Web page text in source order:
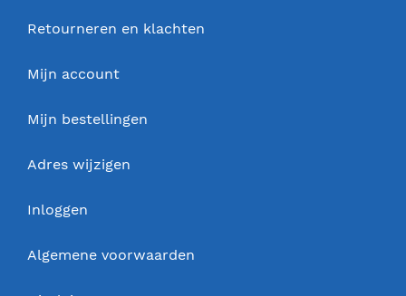
Retourneren en klachten
Mijn account
Mijn bestellingen
Adres wijzigen
Inloggen
Algemene voorwaarden